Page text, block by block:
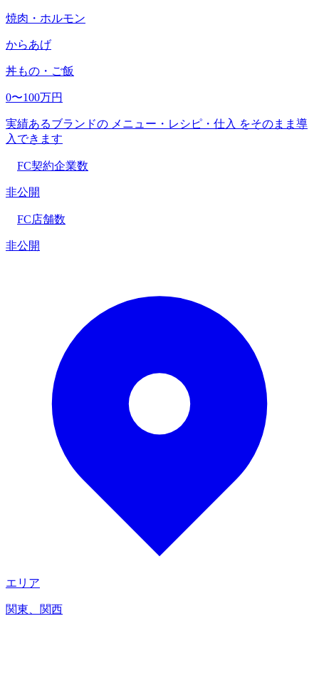
焼肉・ホルモン
からあげ
丼もの・ご飯
0〜100万円
実績あるブランドの メニュー・レシピ・仕入 をそのまま導
入できます
FC契約企業数
非公開
FC店舗数
非公開
エリア
関東、関西